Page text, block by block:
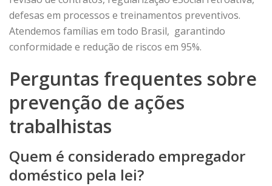
defesas em processos e treinamentos preventivos.
Atendemos famílias em todo Brasil, garantindo
conformidade e redução de riscos em 95%.
Perguntas frequentes sobre
prevenção de ações
trabalhistas
Quem é considerado empregador
doméstico pela lei?